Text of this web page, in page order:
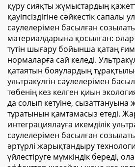
құру сияқты жұмыстардың
қауіпсіздігіне сәйкестік сапалы
сәулелерімен басылған
материалдарына қосылған: олар
түтін шығару бойынша қатаң
нормаларға сай келеді.
қатаятын бояулардың
ультракүлгін сәулелерімен
төбенің кез келген қиын
да солып кетуіне, сызаттануына
тұратынын қамтамасыз етеді.
интеграциялауға икемділік
сәулелерімен басылған
әртүрлі жарықтандыру
үйлестіруге мүмкіндік береді,